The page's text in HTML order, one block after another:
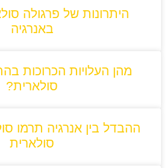
היתרונות של פרגולה
באנרגיה
מהן העלויות הכרוכות
סולארית?
ההבדל בין אנרגיה תרמו
סולארית